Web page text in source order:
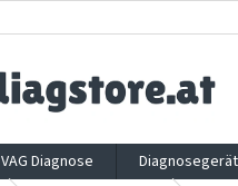
VAG Diagnose